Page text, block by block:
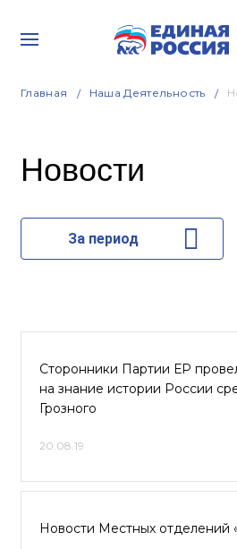
Главная Наша Деятельность
Новости
За период
Сторонники Партии ЕР
на знание истории России
Грозного
20.08.19
Новости Местных отделений